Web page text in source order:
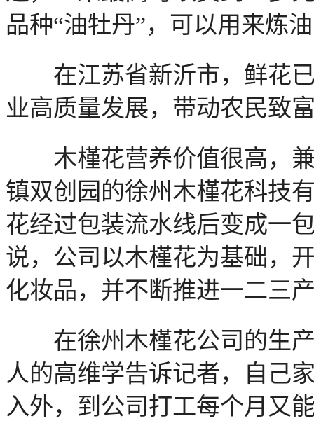
品种“油牡丹”，可以用来炼
在江苏省新沂市，鲜花已
业高质量发展，带动农民致
木槿花营养价值很高，兼
镇双创园的徐州木槿花科技
花经过包装流水线后变成一
说，公司以木槿花为基础，
化妆品，并不断推进一二三
在徐州木槿花公司的生产
人的高维学告诉记者，自己
入外，到公司打工每个月又